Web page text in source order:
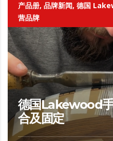
产品册, 品牌新闻, 德国
营品牌
德国Lakewood
合及固定